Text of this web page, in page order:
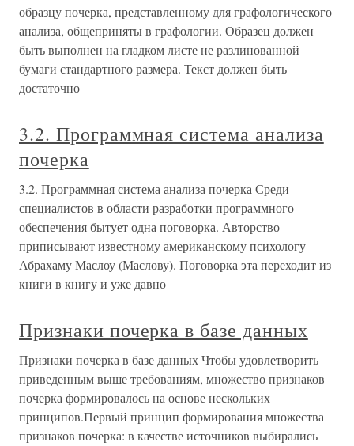
образцу почерка, представленному для графологического
анализа, общеприняты в графологии. Образец должен
быть выполнен на гладком листе не разлинованной
бумаги стандартного размера. Текст должен быть
достаточно
3.2. Программная система анализа
почерка
3.2. Программная система анализа почерка Среди
специалистов в области разработки программного
обеспечения бытует одна поговорка. Авторство
приписывают известному американскому психологу
Абрахаму Маслоу (Маслову). Поговорка эта переходит из
книги в книгу и уже давно
Признаки почерка в базе данных
Признаки почерка в базе данных Чтобы удовлетворить
приведенным выше требованиям, множество признаков
почерка формировалось на основе нескольких
принципов.Первый принцип формирования множества
признаков почерка: в качестве источников выбирались